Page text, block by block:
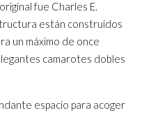
fue Charles E.
están construidos
un máximo de once
camarotes dobles
espacio para acoger